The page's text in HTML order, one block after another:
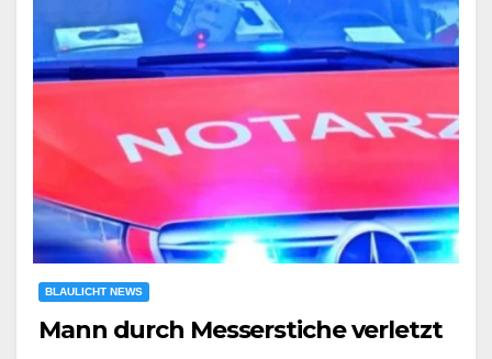
BLAULICHT NEWS
Mann durch Messerstiche verletzt